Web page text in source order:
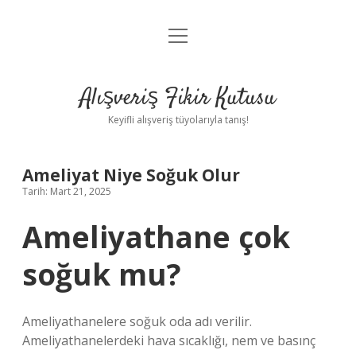
Anasayfa
Yasal Uyarı
menüyü
Alışveriş Fikir Kutusu
Keyifli alışveriş tüyolarıyla tanış!
Ameliyat Niye Soğuk Olur
Tarih: Mart 21, 2025
Ameliyathane çok
soğuk mu?
Ameliyathanelere soğuk oda adı verilir.
Ameliyathanelerdeki hava sıcaklığı, nem ve basınç